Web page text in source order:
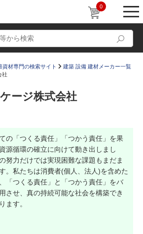
0
コラム
設計士インタビュー
販売・施工代理店募集
資材専門の検索サイト
建築 設備 建材メーカー一覧
社
ージ株式会社
の「つくる責任」「つかう責任」を果
源循環の確立に向けて動き出しまし
努力だけでは実現困難な課題もまだま
。私たちは消費者(個人、法人)を含めた
「つくる責任」と「つかう責任」をバ
させ、真の持続可能な社会を構築でき
ます。